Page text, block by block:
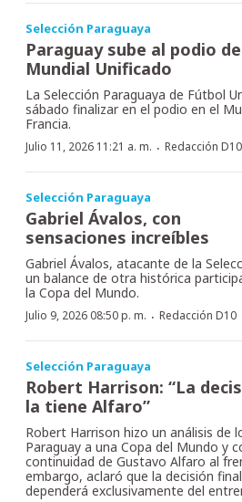
Selección Paraguaya
Paraguay sube al podio
Mundial Unificado
La Selección Paraguaya de Fútbol
sábado finalizar en el podio en el
Francia.
Julio 11, 2026 11:21 a. m. · Redacción D10
Selección Paraguaya
Gabriel Ávalos, con
sensaciones increíbles
Gabriel Ávalos, atacante de la
un balance de otra histórica
la Copa del Mundo.
Julio 9, 2026 08:50 p. m. · Redacción D10
Selección Paraguaya
Robert Harrison: “La
la tiene Alfaro”
Robert Harrison hizo un análisis de
Paraguay a una Copa del Mundo y
continuidad de Gustavo Alfaro al
embargo, aclaró que la decisión
dependerá exclusivamente del